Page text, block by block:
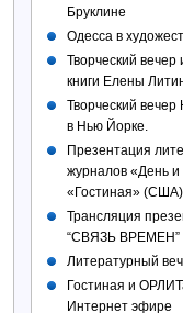
Бруклине
Одесса в
Творческий вечер
книги Елены
Творческий
в Нью Йорке.
Презентация
журналов «День и
«Гостиная» (США)
Трансляция
“СВЯЗЬ ВРЕМЕН”
Литературный
Гостиная и
Интернет эфире